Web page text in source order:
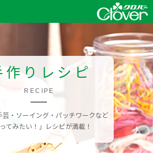
作りレシピ
RECIPE
芸・ソーイング・パッチワークなど
ってみたい！」レシピが満載！